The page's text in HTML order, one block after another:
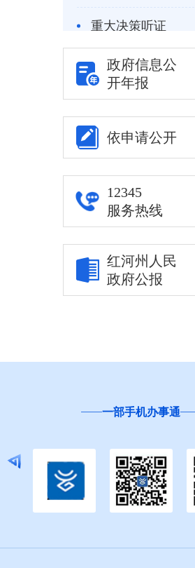
重大决策听证
统计信息
自然资源
公安司法
重点领域信息公开
审批改革
住房保障信息公开
市场监管信息公开
环境保护信息公开
减税降费信息公开
政府信息公
开年报
依申请公开
12345
服务热线
红河州人民
政府公报
“互联网+督查”